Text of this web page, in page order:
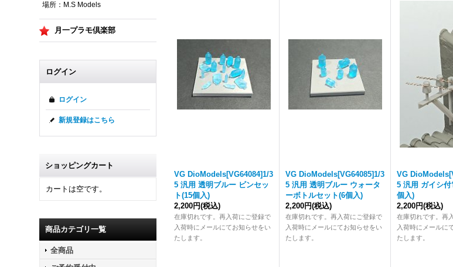
場所：M.S Models
月一プラモ倶楽部
ログイン
ログイン
新規登録はこちら
ショッピングカート
カートは空です。
商品カテゴリ一覧
全商品
VG DioModels[VG64084]1/3
5 汎用 透明ブルー ビンセッ
ト(15個入)
2,200円(税込)
在庫切れです。再入荷にご登録で
入荷時にメールにてお知らせをい
たします。
VG DioModels[VG64085]1/3
5 汎用 透明ブルー ウォータ
ーボトルセット(6個入)
2,200円(税込)
在庫切れです。再入荷にご登録で
入荷時にメールにてお知らせをい
たします。
VG
5 汎用 ガイシ
個入)
2,200円(税込)
在庫切れです。再
入荷時にメールに
たします。